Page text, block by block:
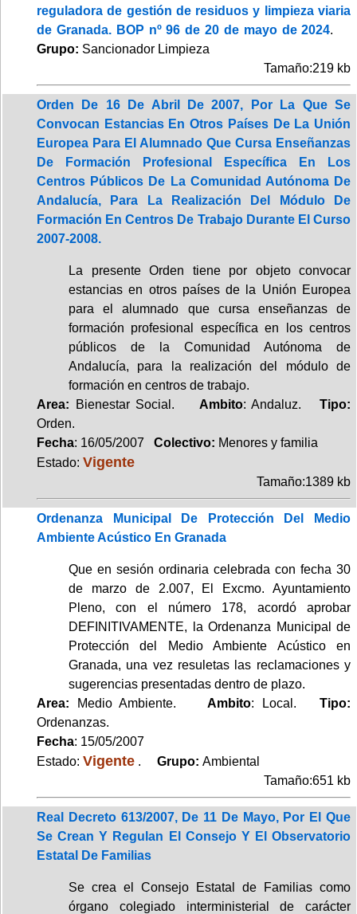
reguladora de gestión de residuos y limpieza viaria
de Granada. BOP nº 96 de 20 de mayo de 2024.
Grupo: Sancionador Limpieza
Tamaño:219 kb
Orden De 16 De Abril De 2007, Por La Que Se
Convocan Estancias En Otros Países De La Unión
Europea Para El Alumnado Que Cursa Enseñanzas
De Formación Profesional Específica En Los
Centros Públicos De La Comunidad Autónoma De
Andalucía, Para La Realización Del Módulo De
Formación En Centros De Trabajo Durante El Curso
2007-2008.
La presente Orden tiene por objeto convocar
estancias en otros países de la Unión Europea
para el alumnado que cursa enseñanzas de
formación profesional específica en los centros
públicos de la Comunidad Autónoma de
Andalucía, para la realización del módulo de
formación en centros de trabajo.
Area: Bienestar Social. Ambito: Andaluz.Tipo:
Orden.
Fecha: 16/05/2007 Colectivo: Menores y familia
Estado: Vigente
Tamaño:1389 kb
Ordenanza Municipal De Protección Del Medio
Ambiente Acústico En Granada
Que en sesión ordinaria celebrada con fecha 30
de marzo de 2.007, El Excmo. Ayuntamiento
Pleno, con el número 178, acordó aprobar
DEFINITIVAMENTE, la Ordenanza Municipal de
Protección del Medio Ambiente Acústico en
Granada, una vez resuletas las reclamaciones y
sugerencias presentadas dentro de plazo.
Area: Medio Ambiente.Ambito: Local.Tipo:
Ordenanzas.
Fecha: 15/05/2007
Estado: Vigente . Grupo: Ambiental
Tamaño:651 kb
Real Decreto 613/2007, De 11 De Mayo, Por El Que
Se Crean Y Regulan El Consejo Y El Observatorio
Estatal De Familias
Se crea el Consejo Estatal de Familias como
órgano colegiado interministerial de carácter